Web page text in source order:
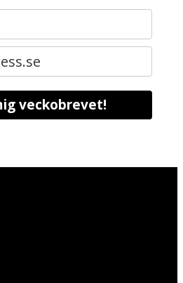
veckobrevet!